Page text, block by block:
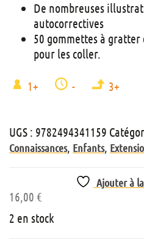
De nombreuses
autocorrectives
50 gommettes à
pour les coller.
1+ - 3+
UGS : 9782494341159
Connaissances, Enfants,
Ajouter à
16,00 €
2 en stock